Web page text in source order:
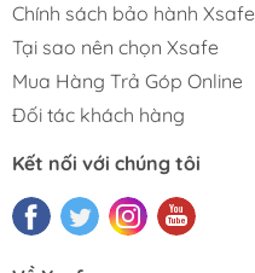
Chính sách bảo hành Xsafe
Tại sao nên chọn Xsafe
Mua Hàng Trả Góp Online
Đối tác khách hàng
Kết nối với chúng tôi